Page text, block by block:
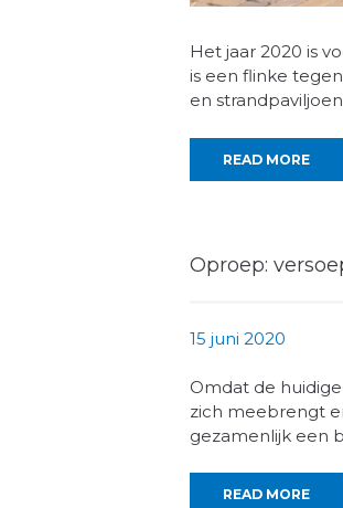
Het jaar 2020 is
is een flinke
en
READ MORE
Oproep:
15 juni 2020
Omdat de
zich meebrengt
gezamenlijk een
READ MORE